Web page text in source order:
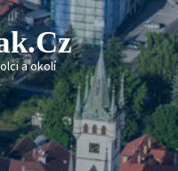
a okolí